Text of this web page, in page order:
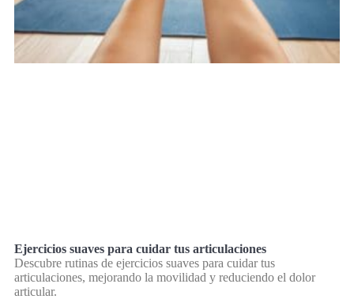
Ejercicios suaves para cuidar tus articulaciones
Descubre rutinas de ejercicios suaves para cuidar tus
articulaciones, mejorando la movilidad y reduciendo el dolor
articular.